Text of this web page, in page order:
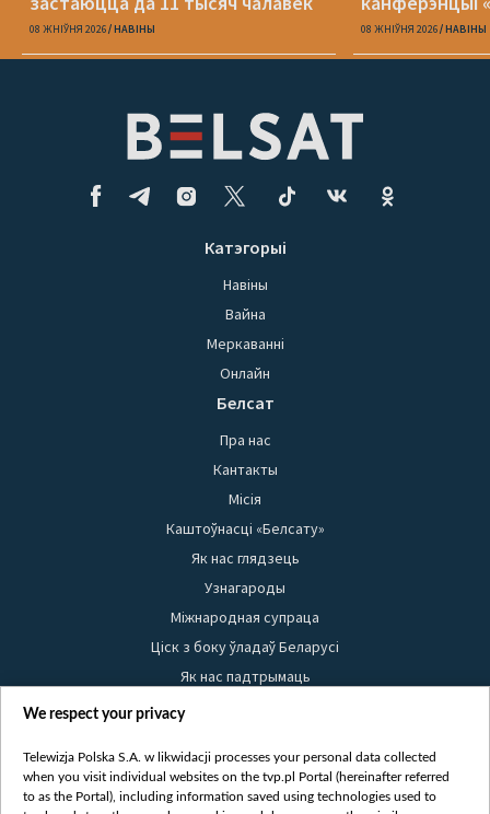
08 ЖНІЎНЯ 2026 НАВІНЫ 08 ЖНІЎНЯ 2026 НАВІНЫ
Катэгорыі
Навіны
Вайна
Меркаванні
Онлайн
Белсат
Пра нас
Кантакты
Місія
Каштоўнасці «Белсату»
Як нас глядзець
Узнагароды
Міжнародная супраца
Ціск з боку ўладаў Беларусі
Як нас падтрымаць
Правілы выкарыстання матэрыялаў
Бяспека
Youtube
We respect your privacy
Telewizja Polska S.A. w likwidacji processes your personal data collected
when you visit individual websites on the tvp.pl Portal (hereinafter referred
to as the Portal), including information saved using technologies used to